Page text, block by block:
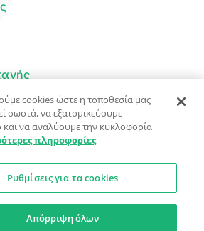
για …καλοφαγάδες!
να κάνει λάθη — ελέγξτε τις συνταγές.
cookies ώστε η τοποθεσία μας
σωστά, να εξατομικεύουμε
και να αναλύουμε την κυκλοφορία
πληροφορίες
Ρυθμίσεις για τα cookies
Απόρριψη όλων